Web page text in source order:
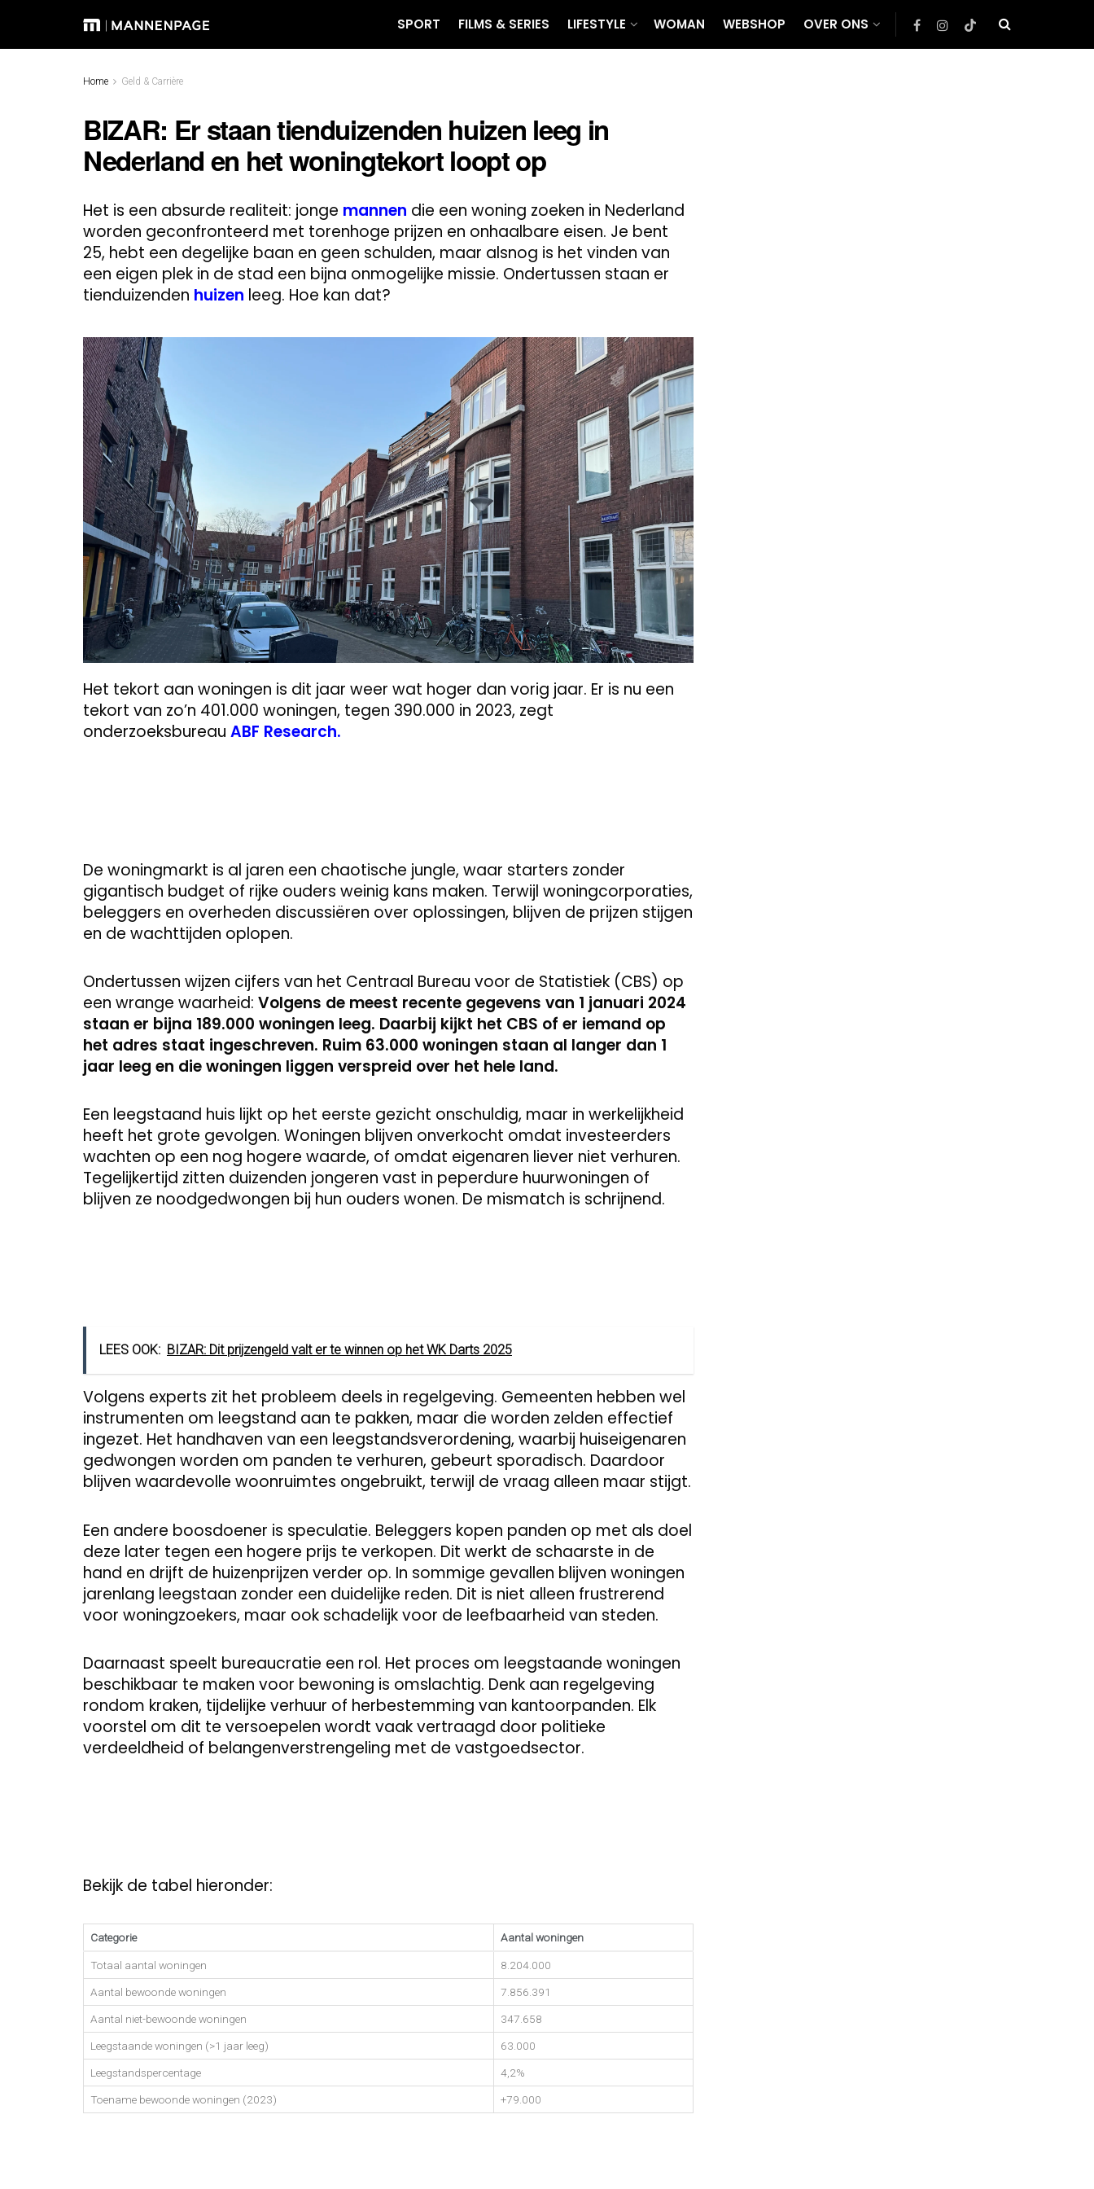
SPORT FILMS & SERIES LIFESTYLE WOMAN WEBSHOP OVER ONS
Home Geld & Carrière
BIZAR: Er staan tienduizenden huizen leeg in
Nederland en het woningtekort loopt op
Het is een absurde realiteit: jonge mannen die een woning zoeken in Nederland
worden geconfronteerd met torenhoge prijzen en onhaalbare eisen. Je bent
25, hebt een degelijke baan en geen schulden, maar alsnog is het vinden van
een eigen plek in de stad een bijna onmogelijke missie. Ondertussen staan er
tienduizenden huizen leeg. Hoe kan dat?
Het tekort aan woningen is dit jaar weer wat hoger dan vorig jaar. Er is nu een
tekort van zo’n 401.000 woningen, tegen 390.000 in 2023, zegt
onderzoeksbureau ABF Research.
De woningmarkt is al jaren een chaotische jungle, waar starters zonder
gigantisch budget of rijke ouders weinig kans maken. Terwijl woningcorporaties,
beleggers en overheden discussiëren over oplossingen, blijven de prijzen stijgen
en de wachttijden oplopen.
Ondertussen wijzen cijfers van het Centraal Bureau voor de Statistiek (CBS) op
een wrange waarheid: Volgens de meest recente gegevens van 1 januari 2024
staan er bijna 189.000 woningen leeg. Daarbij kijkt het CBS of er iemand op
het adres staat ingeschreven. Ruim 63.000 woningen staan al langer dan 1
jaar leeg en die woningen liggen verspreid over het hele land.
Een leegstaand huis lijkt op het eerste gezicht onschuldig, maar in werkelijkheid
heeft het grote gevolgen. Woningen blijven onverkocht omdat investeerders
wachten op een nog hogere waarde, of omdat eigenaren liever niet verhuren.
Tegelijkertijd zitten duizenden jongeren vast in peperdure huurwoningen of
blijven ze noodgedwongen bij hun ouders wonen. De mismatch is schrijnend.
LEES OOK: BIZAR: Dit prijzengeld valt er te winnen op het WK Darts 2025
Volgens experts zit het probleem deels in regelgeving. Gemeenten hebben wel
instrumenten om leegstand aan te pakken, maar die worden zelden effectief
ingezet. Het handhaven van een leegstandsverordening, waarbij huiseigenaren
gedwongen worden om panden te verhuren, gebeurt sporadisch. Daardoor
blijven waardevolle woonruimtes ongebruikt, terwijl de vraag alleen maar stijgt.
Een andere boosdoener is speculatie. Beleggers kopen panden op met als doel
deze later tegen een hogere prijs te verkopen. Dit werkt de schaarste in de
hand en drijft de huizenprijzen verder op. In sommige gevallen blijven woningen
jarenlang leegstaan zonder een duidelijke reden. Dit is niet alleen frustrerend
voor woningzoekers, maar ook schadelijk voor de leefbaarheid van steden.
Daarnaast speelt bureaucratie een rol. Het proces om leegstaande woningen
beschikbaar te maken voor bewoning is omslachtig. Denk aan regelgeving
rondom kraken, tijdelijke verhuur of herbestemming van kantoorpanden. Elk
voorstel om dit te versoepelen wordt vaak vertraagd door politieke
verdeeldheid of belangenverstrengeling met de vastgoedsector.
Bekijk de tabel hieronder:
Categorie Aantal woningen
Totaal aantal woningen 8.204.000
Aantal bewoonde woningen 7.856.391
Aantal niet-bewoonde woningen 347.658
Leegstaande woningen (>1 jaar leeg) 63.000
Leegstandspercentage 4,2%
Toename bewoonde woningen (2023) +79.000